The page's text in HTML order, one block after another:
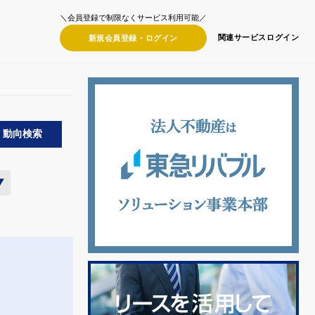
＼会員登録で制限なくサービス利用可能／
新規会員登録・ ログイン 関連サービス ログイン